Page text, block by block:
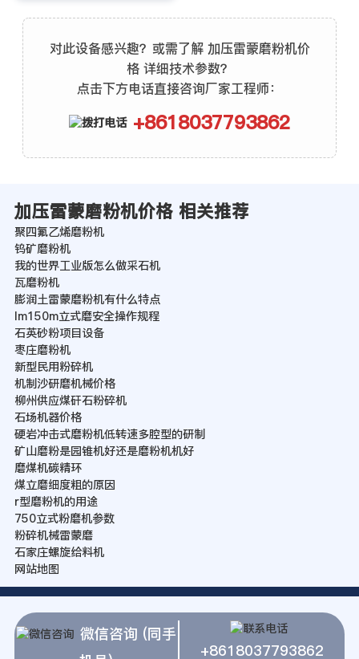
对此设备感兴趣？或需了解 加压雷蒙磨粉机价
格 详细技术参数？
点击下方电话直接咨询厂家工程师：
+8618037793862
加压雷蒙磨粉机价格 相关推荐
聚四氟乙烯磨粉机
钨矿磨粉机
我的世界工业版怎么做采石机
瓦磨粉机
膨润土雷蒙磨粉机有什么特点
lm150m立式磨安全操作规程
石英砂粉项目设备
枣庄磨粉机
新型民用粉碎机
机制沙研磨机械价格
柳州供应煤矸石粉碎机
石场机器价格
硬岩冲击式磨粉机低转速多腔型的研制
矿山磨粉是园锥机好还是磨粉机机好
磨煤机碳精环
煤立磨细度粗的原因
r型磨粉机的用途
750立式粉磨机参数
粉碎机械雷蒙磨
石家庄螺旋给料机
网站地图
微信咨询 (同手
+8618037793862